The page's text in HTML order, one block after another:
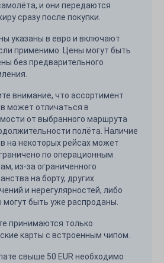
и они передаются
сразу после покупки.
указаны в евро и включают
применимо. Цены могут быть
без предварительного
внимание, что ассортимент
может отличаться в
от выбранного маршрута
полёта. Наличие
на некоторых рейсах может
по операционным
из-за ограниченного
на борту, других
и нерегулярностей, либо
могут быть уже распроданы.
принимаются только
карты с встроенным чипом.
свыше 50 EUR необходимо